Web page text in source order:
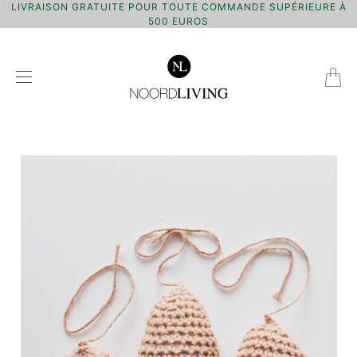
LIVRAISON GRATUITE POUR TOUTE COMMANDE SUPÉRIEURE À
500 EUROS